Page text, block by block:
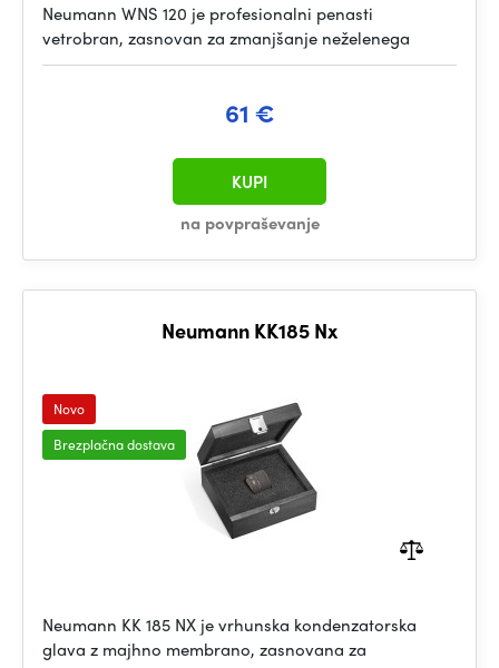
Neumann WNS 120 je profesionalni penasti
vetrobran, zasnovan za zmanjšanje neželenega
61 €
na povpraševanje
KUPI
Neumann KK185 Nx
Novo
Brezplačna dostava
Neumann KK 185 NX je vrhunska kondenzatorska
glava z majhno membrano, zasnovana za